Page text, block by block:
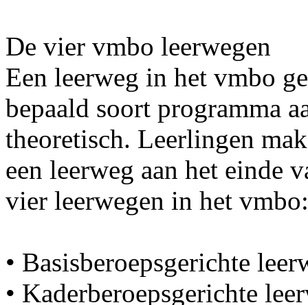
De vier vmbo leerwegen
Een leerweg in het vmbo
bepaald soort programma
theoretisch. Leerlingen
een leerweg aan het einde
vier leerwegen in het
• Basisberoepsgerichte
• Kaderberoepsgerichte